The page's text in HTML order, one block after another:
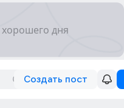
Создать пост